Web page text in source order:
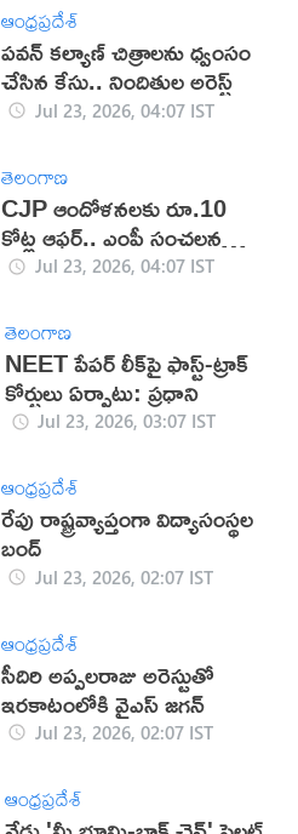
ఆంధ్రప్రదేశ్
పవన్‌ కల్యాణ్‌ చిత్రాలను ధ్వంసం
చేసిన కేసు.. నిందితుల అరెస్ట్‌
Jul 23, 2026, 04:07 IST
తెలంగాణ
CJP ఆందోళనలకు రూ.10
కోట్ల ఆఫర్.. ఎంపీ సంచలన
వీడియోJul 23, 2026, 04:07 IST
తెలంగాణ
NEET పేపర్ లీక్‌పై ఫాస్ట్-ట్రాక్
కోర్టులు ఏర్పాటు: ప్రధాని
Jul 23, 2026, 03:07 IST
ఆంధ్రప్రదేశ్
రేపు రాష్ట్రవ్యాప్తంగా విద్యాసంస్థల
బంద్
Jul 23, 2026, 02:07 IST
ఆంధ్రప్రదేశ్
సీదిరి అప్పలరాజు అరెస్టుతో
ఇరకాటంలోకి వైఎస్ జగన్
Jul 23, 2026, 02:07 IST
ఆంధ్రప్రదేశ్